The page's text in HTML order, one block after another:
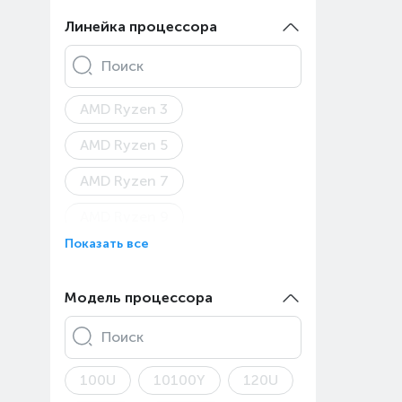
Asus ROG Strix G16
Asus ROG Strix G18
Asus ROG Strix SCAR 18
Asus ROG Zephyrus Duo 16
Asus TUF Gaming A15
Asus TUF Gaming
Asus TUF Gaming A18
Asus TUF Gaming F16
Линейка процессора
Поиск
AMD Ryzen 3
AMD Ryzen 5
AMD Ryzen 7
AMD Ryzen AI 5
Apple A18 Pro
Apple M2 Max
Apple M2 Pro
Показать все
Модель процессора
Поиск
100U 10100Y 120U